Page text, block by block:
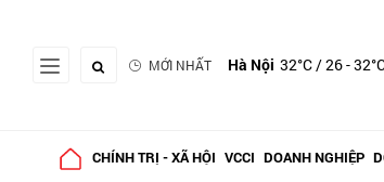
MỚI NHẤT Hà Nội 32°C/ 26 -
CHÍNH TRỊ - XÃ HỘI VCCI DOANH NGHIỆP